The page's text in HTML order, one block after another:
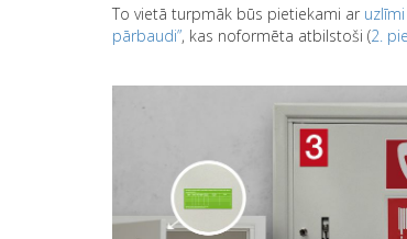
To vietā turpmāk būs pietiekami ar
pārbaudi”, kas noformēta atbilstoši (2.